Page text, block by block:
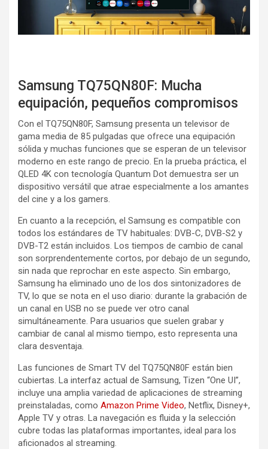
Samsung TQ75QN80F: Mucha
equipación, pequeños compromisos
Con el TQ75QN80F, Samsung presenta un televisor de
gama media de 85 pulgadas que ofrece una equipación
sólida y muchas funciones que se esperan de un televisor
moderno en este rango de precio. En la prueba práctica, el
QLED 4K con tecnología Quantum Dot demuestra ser un
dispositivo versátil que atrae especialmente a los amantes
del cine y a los gamers.
En cuanto a la recepción, el Samsung es compatible con
todos los estándares de TV habituales: DVB-C, DVB-S2 y
DVB-T2 están incluidos. Los tiempos de cambio de canal
son sorprendentemente cortos, por debajo de un segundo,
sin nada que reprochar en este aspecto. Sin embargo,
Samsung ha eliminado uno de los dos sintonizadores de
TV, lo que se nota en el uso diario: durante la grabación de
un canal en USB no se puede ver otro canal
simultáneamente. Para usuarios que suelen grabar y
cambiar de canal al mismo tiempo, esto representa una
clara desventaja.
Las funciones de Smart TV del TQ75QN80F están bien
cubiertas. La interfaz actual de Samsung, Tizen “One UI”,
incluye una amplia variedad de aplicaciones de streaming
preinstaladas, como Amazon Prime Video, Netflix, Disney+,
Apple TV y otras. La navegación es fluida y la selección
cubre todas las plataformas importantes, ideal para los
aficionados al streaming.